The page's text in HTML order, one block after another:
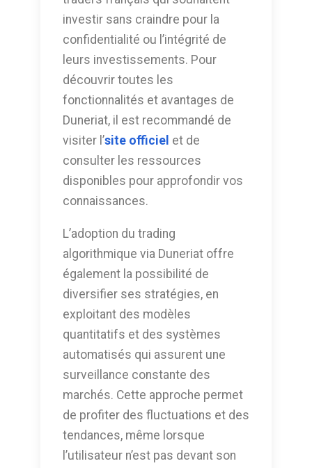
investir sans craindre pour la
confidentialité ou l’intégrité de
leurs investissements. Pour
découvrir toutes les
fonctionnalités et avantages de
Duneriat, il est recommandé de
visiter l’site officiel et de
consulter les ressources
disponibles pour approfondir vos
connaissances.
L’adoption du trading
algorithmique via Duneriat offre
également la possibilité de
diversifier ses stratégies, en
exploitant des modèles
quantitatifs et des systèmes
automatisés qui assurent une
surveillance constante des
marchés. Cette approche permet
de profiter des fluctuations et des
tendances, même lorsque
l’utilisateur n’est pas devant son